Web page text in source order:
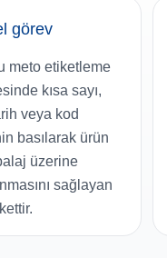
görev
meto etiketleme
kısa sayı,
veya kod
basılarak ürün
üzerine
sağlayan